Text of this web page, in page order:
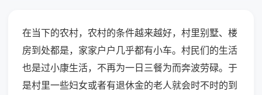
在当下的农村，农村的条件越来越好，村里别墅、楼
房到处都是，家家户户几乎都有小车。村民们的生活
也是过小康生活，不再为一日三餐为而奔波劳碌。于
是村里一些妇女或者有退休金的老人就会时不时的到